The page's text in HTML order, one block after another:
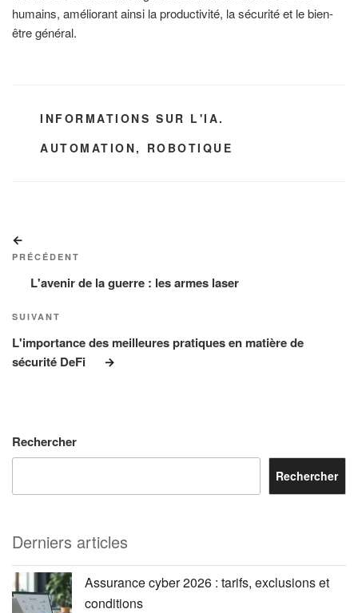
humains, améliorant ainsi la productivité, la sécurité et le bien-
être général.
CATÉGORIES
INFORMATIONS SUR L'IA.
ÉTIQUETTES
AUTOMATION, ROBOTIQUE
de
l’article
précédent
PRÉCÉDENT
L'avenir de la guerre : les armes laser
Article
suivant
SUIVANT
L'importance des meilleures pratiques en matière de
sécurité DeFi
Rechercher
Rechercher
Derniers articles
Assurance cyber 2026 : tarifs, exclusions et
conditions